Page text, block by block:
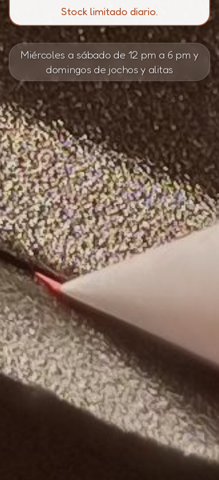
Stock limitado diario.
Miércoles a sábado de 12 pm a 6 pm y
domingos de jochos y alitas